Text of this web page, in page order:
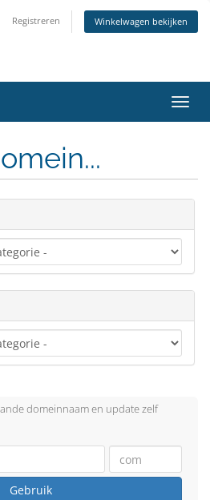
Registreren Winkelwagen bekijken
in-/
domeinnaam en update zelf
Gebruik